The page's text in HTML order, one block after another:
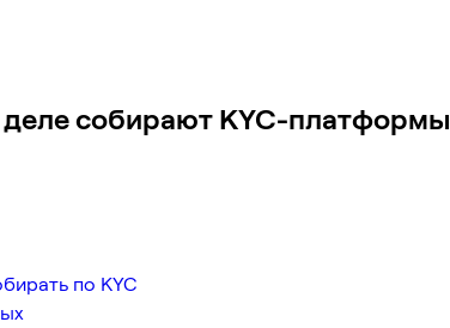
собирают KYC-платформы
по KYC